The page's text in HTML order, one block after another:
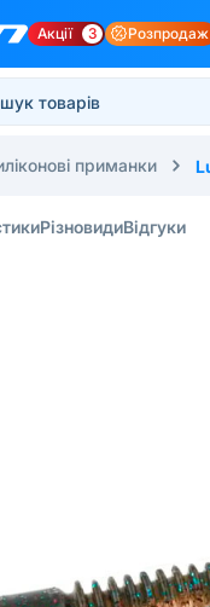
Акції 3 Розпродаж
приманки
РізновидиВідгуки